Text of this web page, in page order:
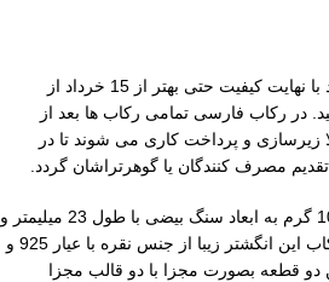
در رکاب فارسی تمامی رکاب ها بعد از
زیرسازی و پرداخت کاری می شوند تا در
مصرف کنندگان یا گوهرتراشان گردد.
وزن رکاب نقره 15 خرداد 10.44 گرم به ابعاد سنگ بیضی با طول 23 میلیمتر و
عرض 17 میلیمتر است. پایه رکاب این انگشتر زیبا از جنس نقره با عیار 925 و
دو قطعه بصورت مجزا با دو قالب مجزا